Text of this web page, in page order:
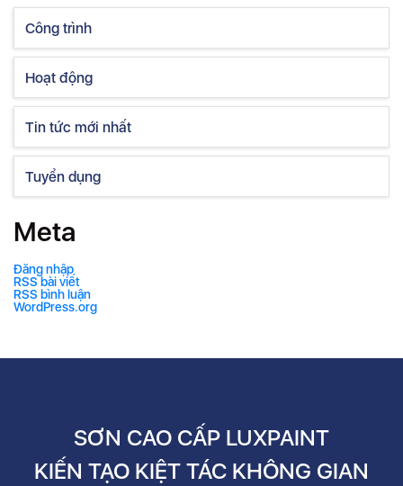
Công trình
Hoạt động
Tin tức mới nhất
Tuyển dụng
Meta
Đăng nhập
RSS bài viết
RSS bình luận
WordPress.org
SƠN CAO CẤP LUXPAINT
KIẾN TẠO KIỆT TÁC KHÔNG GIAN